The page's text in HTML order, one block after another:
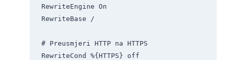
RewriteEngine On
RewriteBase /
# Preusmjeri HTTP na HTTPS
RewriteCond %{HTTPS} off